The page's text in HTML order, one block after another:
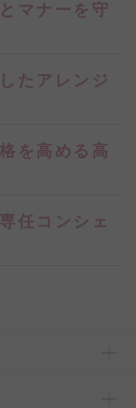
マナーを守
たアレンジ
を高める高
任コンシェ